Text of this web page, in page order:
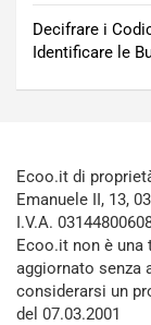
Decifrare i
Identificare le
Ecoo.it di
Emanuele II, 13,
I.V.A.
Ecoo.it non è
aggiornato senza
considerarsi un
del 07.03.2001